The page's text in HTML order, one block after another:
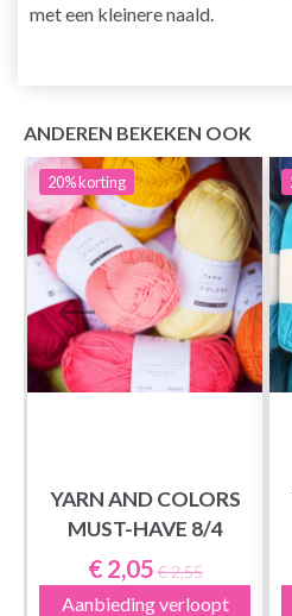
met een kleinere naald.
ANDEREN BEKEKEN OOK
20%korting
YARN AND COLORS
MUST-HAVE 8/4
€ 2,05 € 2,55
Aanbieding verloopt